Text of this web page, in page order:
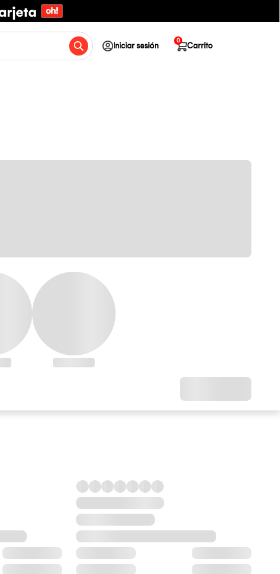
Iniciar sesión Carrito
0